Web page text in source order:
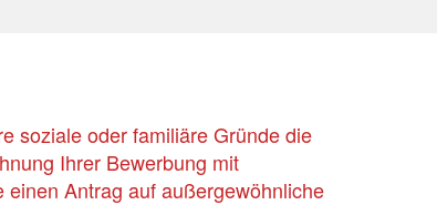
soziale oder familiäre Gründe die
Ihrer Bewerbung mit
Antrag auf außergewöhnliche